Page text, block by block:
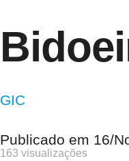
GIC
Publicado em 16/
163 visualizações